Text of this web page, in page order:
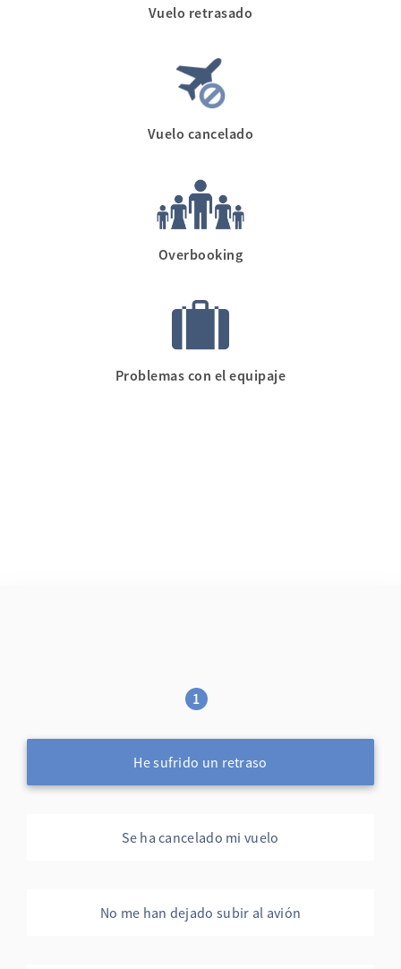
Vuelo retrasado
Vuelo cancelado
Overbooking
Problemas con el equipaje
1
He sufrido un retraso
Se ha cancelado mi vuelo
No me han dejado subir al avión